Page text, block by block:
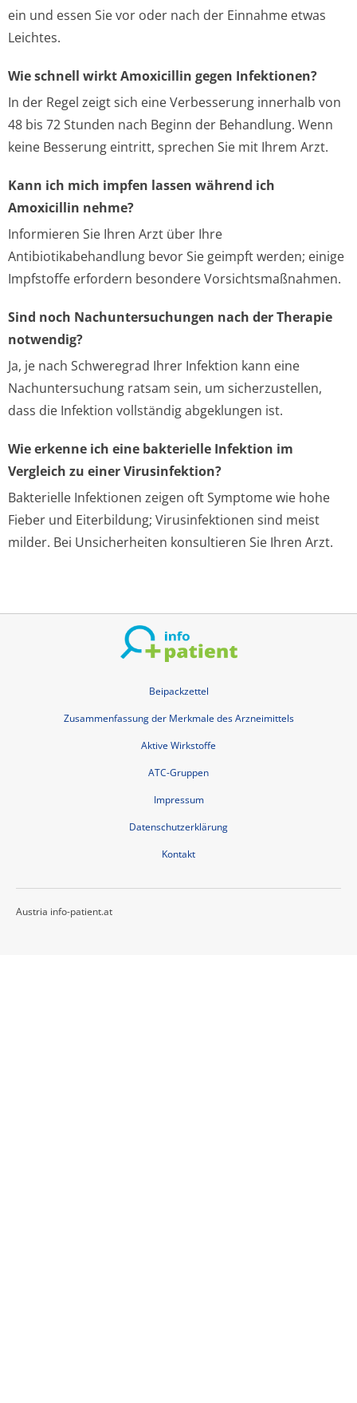
ein und essen Sie vor oder nach der Einnahme etwas
Leichtes.
Wie schnell wirkt Amoxicillin gegen Infektionen?
In der Regel zeigt sich eine Verbesserung innerhalb von
48 bis 72 Stunden nach Beginn der Behandlung. Wenn
keine Besserung eintritt, sprechen Sie mit Ihrem Arzt.
Kann ich mich impfen lassen während ich
Amoxicillin nehme?
Informieren Sie Ihren Arzt über Ihre
Antibiotikabehandlung bevor Sie geimpft werden; einige
Impfstoffe erfordern besondere Vorsichtsmaßnahmen.
Sind noch Nachuntersuchungen nach der Therapie
notwendig?
Ja, je nach Schweregrad Ihrer Infektion kann eine
Nachuntersuchung ratsam sein, um sicherzustellen,
dass die Infektion vollständig abgeklungen ist.
Wie erkenne ich eine bakterielle Infektion im
Vergleich zu einer Virusinfektion?
Bakterielle Infektionen zeigen oft Symptome wie hohe
Fieber und Eiterbildung; Virusinfektionen sind meist
milder. Bei Unsicherheiten konsultieren Sie Ihren Arzt.
Beipackzettel
Zusammenfassung der Merkmale des Arzneimittels
Aktive Wirkstoffe
ATC-Gruppen
Impressum
Datenschutzerklärung
Kontakt
Austria info-patient.at